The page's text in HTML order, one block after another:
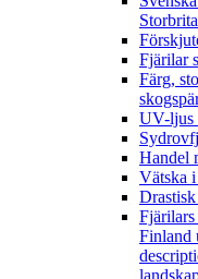
Fjärilar
Färg,
UV-ljus
Handel
Vätska
Finland